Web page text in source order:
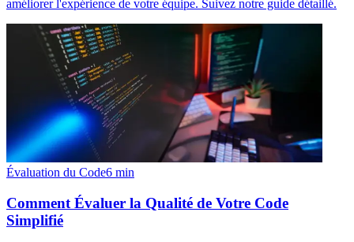
améliorer l'expérience de votre équipe. Suivez notre guide détaillé.
Évaluation du Code6 min
Comment Évaluer la Qualité de Votre Code
Simplifié